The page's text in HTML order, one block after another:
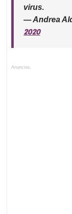
virus.
— Andrea
2020
Anuncios.